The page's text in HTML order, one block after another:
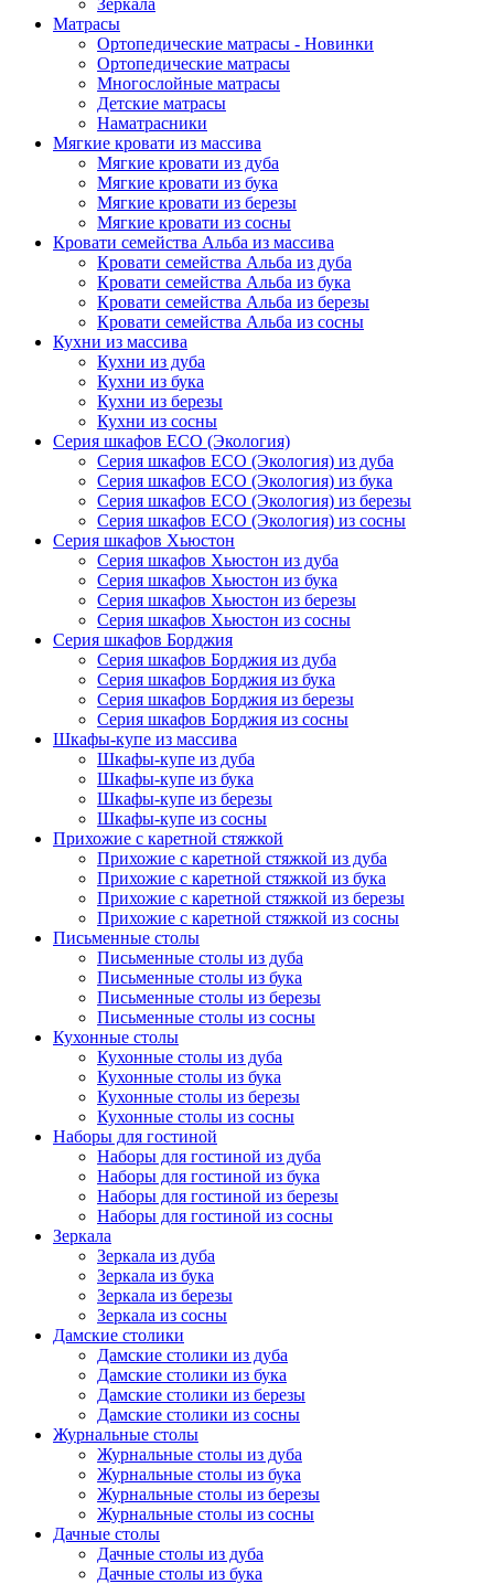
Зеркала
Матрасы
Ортопедические матрасы - Новинки
Ортопедические матрасы
Многослойные матрасы
Детские матрасы
Наматрасники
Мягкие кровати из массива
Мягкие кровати из дуба
Мягкие кровати из бука
Мягкие кровати из березы
Мягкие кровати из сосны
Кровати семейства Альба из массива
Кровати семейства Альба из дуба
Кровати семейства Альба из бука
Кровати семейства Альба из березы
Кровати семейства Альба из сосны
Кухни из массива
Кухни из дуба
Кухни из бука
Кухни из березы
Кухни из сосны
Серия шкафов ECO (Экология)
Серия шкафов ECO (Экология) из дуба
Серия шкафов ECO (Экология) из бука
Серия шкафов ECO (Экология) из березы
Серия шкафов ECO (Экология) из сосны
Серия шкафов Хьюстон
Серия шкафов Хьюстон из дуба
Серия шкафов Хьюстон из бука
Серия шкафов Хьюстон из березы
Серия шкафов Хьюстон из сосны
Серия шкафов Борджия
Серия шкафов Борджия из дуба
Серия шкафов Борджия из бука
Серия шкафов Борджия из березы
Серия шкафов Борджия из сосны
Шкафы-купе из массива
Шкафы-купе из дуба
Шкафы-купе из бука
Шкафы-купе из березы
Шкафы-купе из сосны
Прихожие с каретной стяжкой
Прихожие с каретной стяжкой из дуба
Прихожие с каретной стяжкой из бука
Прихожие с каретной стяжкой из березы
Прихожие с каретной стяжкой из сосны
Письменные столы
Письменные столы из дуба
Письменные столы из бука
Письменные столы из березы
Письменные столы из сосны
Кухонные столы
Кухонные столы из дуба
Кухонные столы из бука
Кухонные столы из березы
Кухонные столы из сосны
Наборы для гостиной
Наборы для гостиной из дуба
Наборы для гостиной из бука
Наборы для гостиной из березы
Наборы для гостиной из сосны
Зеркала
Зеркала из дуба
Зеркала из бука
Зеркала из березы
Зеркала из сосны
Дамские столики
Дамские столики из дуба
Дамские столики из бука
Дамские столики из березы
Дамские столики из сосны
Журнальные столы
Журнальные столы из дуба
Журнальные столы из бука
Журнальные столы из березы
Журнальные столы из сосны
Дачные столы
Дачные столы из дуба
Дачные столы из бука